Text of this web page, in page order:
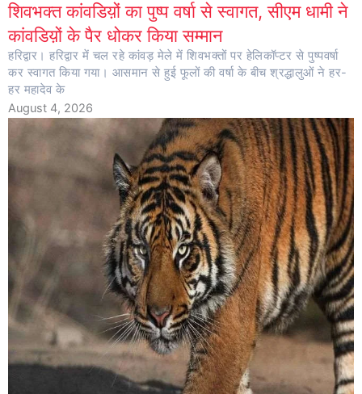
शिवभक्त कांवडिय़ों का पुष्प वर्षा से स्वागत, सीएम धामी ने
कांवडिय़ों के पैर धोकर किया सम्मान
हरिद्वार। हरिद्वार में चल रहे कांवड़ मेले में शिवभक्तों पर हेलिकॉप्टर से पुष्पवर्षा
कर स्वागत किया गया। आसमान से हुई फूलों की वर्षा के बीच श्रद्धालुओं ने हर-
हर महादेव के
August 4, 2026